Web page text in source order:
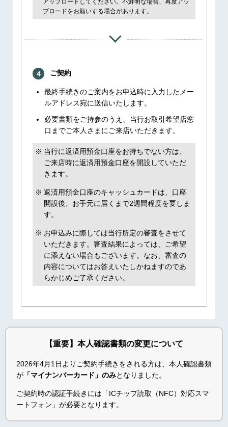
アップロードしてください。不鮮明な場合、再度アッ
プロードをお願いする場合があります。
4 ご契約
最終手続きのご案内をお申込時に入力したメー
ルアドレス宛に送信いたします。
必要書類をご持参のうえ、当行お取引希望店窓
口までご本人さまにご来店いただきます。
当行に返済用預金口座をお持ちでない方は、
ご来店時に返済用預金口座を開設していただ
きます。
返済用預金口座のキャッシュカードは、口座
開設後、お手元に届くまで2週間程度を要しま
す。
お申込みに際しては当行所定の審査をさせて
いただきます。審査結果によっては、ご希望
に添えない場合もございます。なお、審査の
内容についてはお答えいたしかねますのであ
らかじめご了承ください。
【重要】本人確認書類の変更について
2026年4月1日よりご契約手続きをされる方は、本人確認書類
が 「マイナンバーカード」のみとなりました。
ご契約時の認証手続きには「ICチップ読取（NFC）対応スマ
ートフォン」が必要となります。